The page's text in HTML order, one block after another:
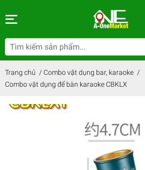
Trang chủ / Combo vật dụng bar, karaoke /
Combo vật dụng để bàn karaoke CBKLX